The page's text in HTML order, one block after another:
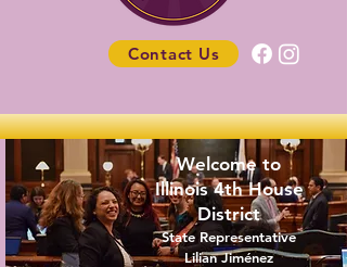
Welcome to
Illinois 4th House
District
State Representative
Lilian Jiménez
Contact Us